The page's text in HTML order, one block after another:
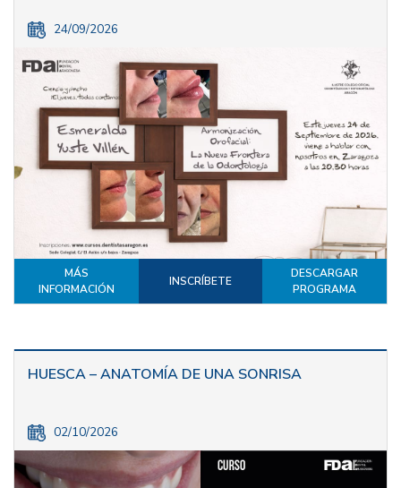
24/09/2026
MÁS
INFORMACIÓN
INSCRÍBETE
DESCARGAR
PROGRAMA
HUESCA – ANATOMÍA DE UNA SONRISA
02/10/2026